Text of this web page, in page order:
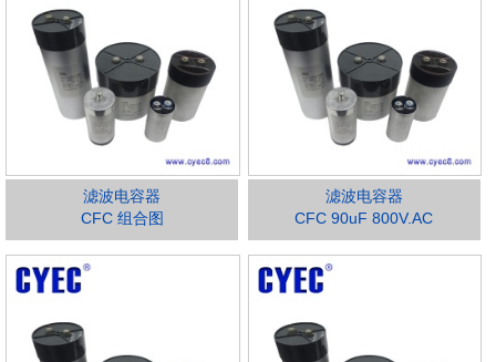
滤波电容器
CFC 组合图
滤波电容器
CFC 90uF 800V.AC